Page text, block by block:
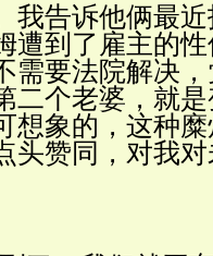
我告诉他俩最
遭到了雇主的
需要法院解决
二个老婆，就
想象的，这种
头赞同，对我